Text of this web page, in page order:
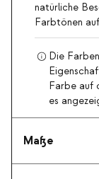
natürliche
Farbtönen
Die
Farbe auf
es
Maße